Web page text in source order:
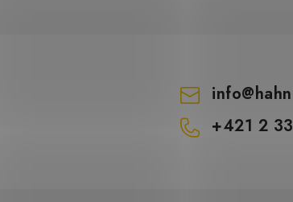
info@
+421 2